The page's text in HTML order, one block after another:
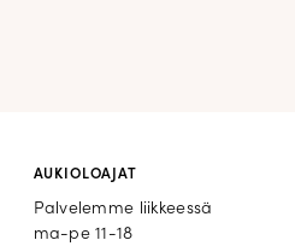
AUKIOLOAJAT
Palvelemme liikkeessä
ma-pe 11-18